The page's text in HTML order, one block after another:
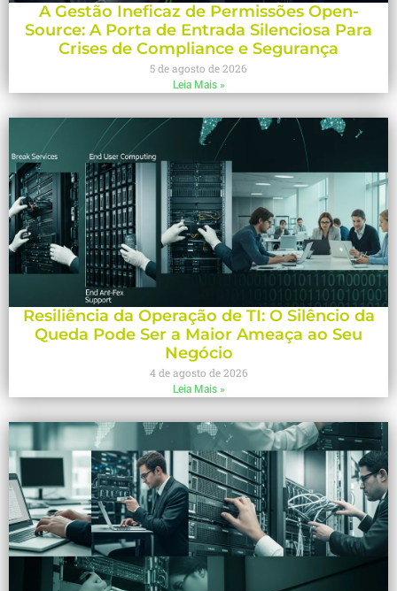
A Gestão Ineficaz de Permissões Open-
Source: A Porta de Entrada Silenciosa Para
Crises de Compliance e Segurança
5 de agosto de 2026
Leia Mais »
Resiliência da Operação de TI: O Silêncio da
Queda Pode Ser a Maior Ameaça ao Seu
Negócio
4 de agosto de 2026
Leia Mais »